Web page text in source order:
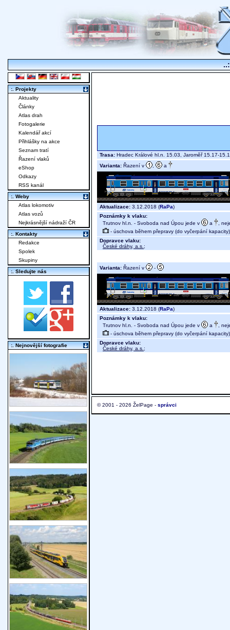
Trasa: Hradec Králové hl.n. 15.03, Jaroměř 15.17-
Varianta: Řazení v a
Aktualizace: 3.12.2018 (RaPa)
Poznámky k vlaku:
Trutnov hl.n. - Svoboda nad Úpou jede v
a
,
- úschova během přepravy (do vyčerpání kapacity)
Dopravce vlaku:
České dráhy, a.s. ;
Varianta: Řazení v -
Aktualizace: 3.12.2018 (RaPa)
Poznámky k vlaku:
Trutnov hl.n. - Svoboda nad Úpou jede v
a
,
- úschova během přepravy (do vyčerpání kapacity)
Dopravce vlaku:
České dráhy, a.s. ;
© 2001 - 2026 ŽelPage - správci
:. Projekty
Aktuality
Články
Atlas drah
Fotogalerie
Kalendář akcí
Přihlášky na akce
Seznam tratí
Řazení vlaků
eShop
Odkazy
RSS kanál
:. Weby
Atlas lokomotiv
Atlas vozů
Nejkrásnější nádraží ČR
:. Kontakty
Redakce
Spolek
Skupiny
:. Sledujte nás
:. Nejnovější fotografie